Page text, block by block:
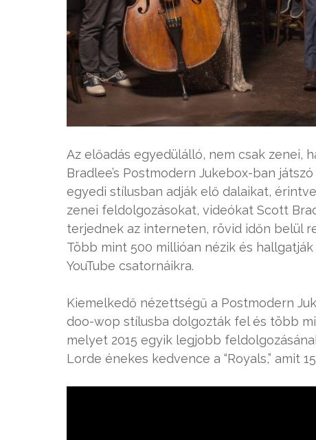
Az előadás egyedülálló, nem csak zenei,
Bradlee’s Postmodern Jukebox-ban
egyedi stílusban adják elő dalaikat,
zenei feldolgozásokat, videókat Scott
terjednek az interneten, rövid időn belül
Több mint 500 millióan nézik és
YouTube csatornáikra.
Kiemelkedő nézettségű a Postmodern
doo-wop stílusba dolgozták fel és több
melyet 2015 egyik legjobb
Lorde énekes kedvence a “Royals,” amit